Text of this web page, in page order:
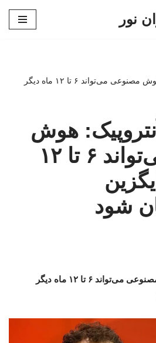
نور
مدیرعامل آنتروپیک: هوش مصنوعی می‌تواند ۶ تا ۱۲ ماه دیگر
هوش
مصنوعی می‌تواند ۶ تا ۱۲
شود
مدیرعامل آنتروپیک: هوش مصنوعی می‌تواند ۶ تا ۱۲ ماه دیگر